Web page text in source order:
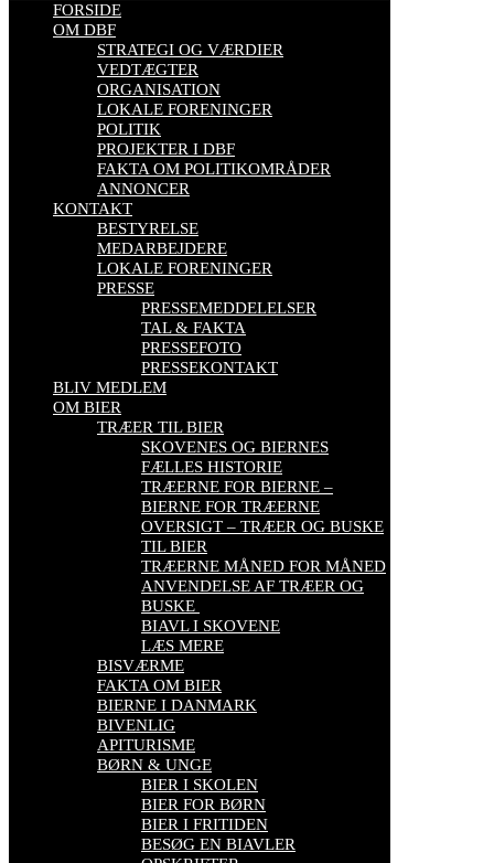
FORSIDE
OM DBF
STRATEGI OG VÆRDIER
VEDTÆGTER
ORGANISATION
LOKALE FORENINGER
POLITIK
PROJEKTER I DBF
FAKTA OM POLITIKOMRÅDER
ANNONCER
KONTAKT
BESTYRELSE
MEDARBEJDERE
LOKALE FORENINGER
PRESSE
PRESSEMEDDELELSER
TAL & FAKTA
PRESSEFOTO
PRESSEKONTAKT
BLIV MEDLEM
OM BIER
TRÆER TIL BIER
SKOVENES OG BIERNES
FÆLLES HISTORIE
TRÆERNE FOR BIERNE –
BIERNE FOR TRÆERNE
OVERSIGT – TRÆER OG BUSKE
TIL BIER
TRÆERNE MÅNED FOR MÅNED
ANVENDELSE AF TRÆER OG
BUSKE
BIAVL I SKOVENE
LÆS MERE
BISVÆRME
FAKTA OM BIER
BIERNE I DANMARK
BIVENLIG
APITURISME
BØRN & UNGE
BIER I SKOLEN
BIER FOR BØRN
BIER I FRITIDEN
BESØG EN BIAVLER